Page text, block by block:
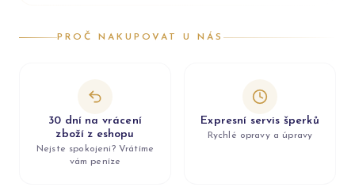
PROČ NAKUPOVAT U NÁS
30 dní na vrácení
zboží z eshopu
Nejste spokojeni? Vrátíme
vám peníze
Expresní servis šperků
Rychlé opravy a úpravy